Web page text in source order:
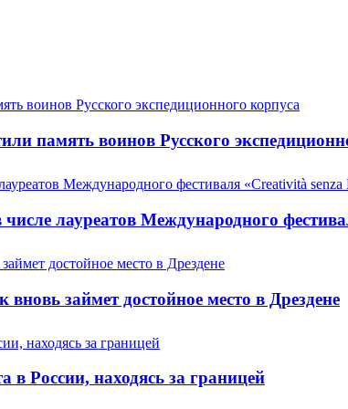
память воинов Русского
лауреатов Международного
займет достойное место в Дрездене
в России, находясь за границей